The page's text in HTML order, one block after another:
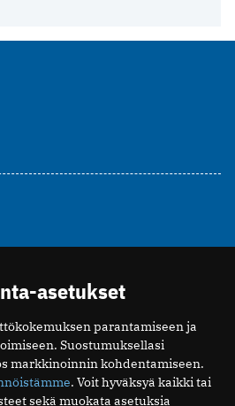
asetukset
parantamiseen ja
Suostumuksellasi
markkinoinnin kohdentamiseen.
. Voit hyväksyä kaikki tai
sekä muokata asetuksia